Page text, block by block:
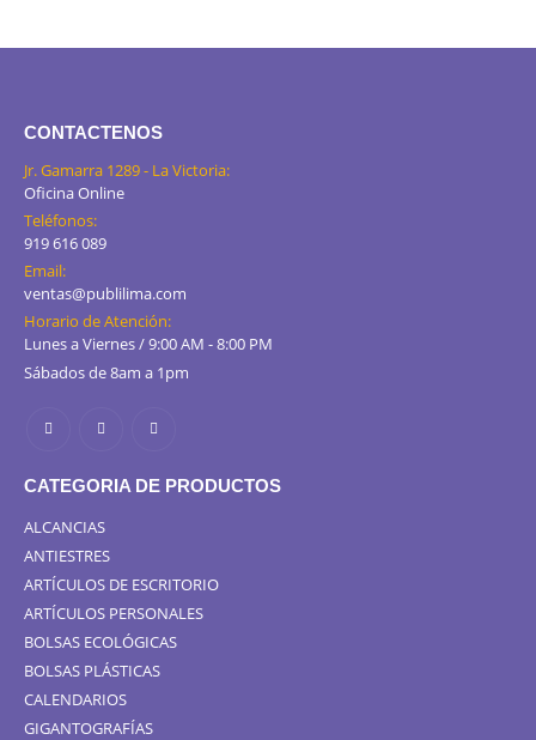
CONTACTENOS
Jr. Gamarra 1289 - La Victoria:
Oficina Online
Teléfonos:
919 616 089
Email:
ventas@publilima.com
Horario de Atención:
Lunes a Viernes / 9:00 AM - 8:00 PM
Sábados de 8am a 1pm
CATEGORIA DE PRODUCTOS
ALCANCIAS
ANTIESTRES
ARTÍCULOS DE ESCRITORIO
ARTÍCULOS PERSONALES
BOLSAS ECOLÓGICAS
BOLSAS PLÁSTICAS
CALENDARIOS
GIGANTOGRAFÍAS